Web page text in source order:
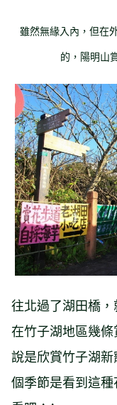
雖然無緣入內，但在
的，陽明山
往北過了湖田橋
在竹子湖地區幾
說是欣賞竹子湖
個季節是看到這